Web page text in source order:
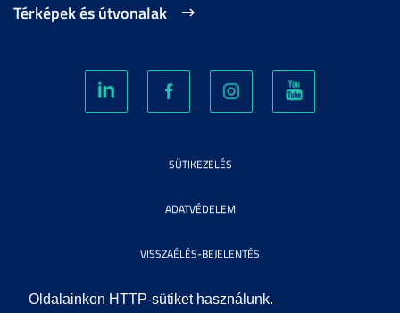
Oldalainkon HTTP-sütiket használunk.
Térképek és útvonalak
SÜTIKEZELÉS
ADATVÉDELEM
VISSZAÉLÉS-BEJELENTÉS
KÖZÉRDEKŰ ADATOK